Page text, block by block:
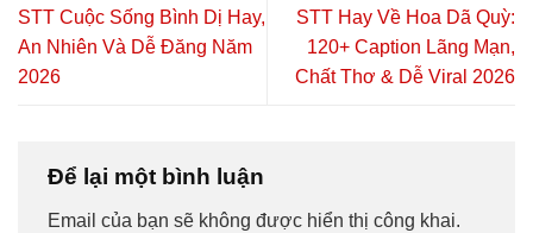
STT Cuộc Sống Bình Dị Hay,
An Nhiên Và Dễ Đăng Năm
2026
STT Hay Về Hoa Dã Quỳ:
120+ Caption Lãng Mạn,
Chất Thơ & Dễ Viral 2026
Để lại một bình luận
Email của bạn sẽ không được hiển thị công khai.